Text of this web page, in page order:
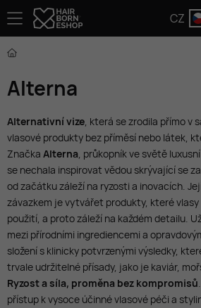
CZ
Alterna
Alternativní vize, která se zrodila přímo v
vlasové produkty bez příměsí nebo látek,
Značka Alterna, průkopník ve světě
se nechala inspirovat vědou skrývající se
od začátku záleží na ryzosti a inovacích.
závazkem je vytvářet produkty, které vlasy
použití, a proto záleží na každém detailu.
mezi přírodními ingrediencemi a
složení s klinicky potvrzenými výsledky,
trvale udržitelné přísady, jako je kaviár,
Ryzost a síla, proměna bez kompromisů
přístup k vysoce účinné vlasové péči a